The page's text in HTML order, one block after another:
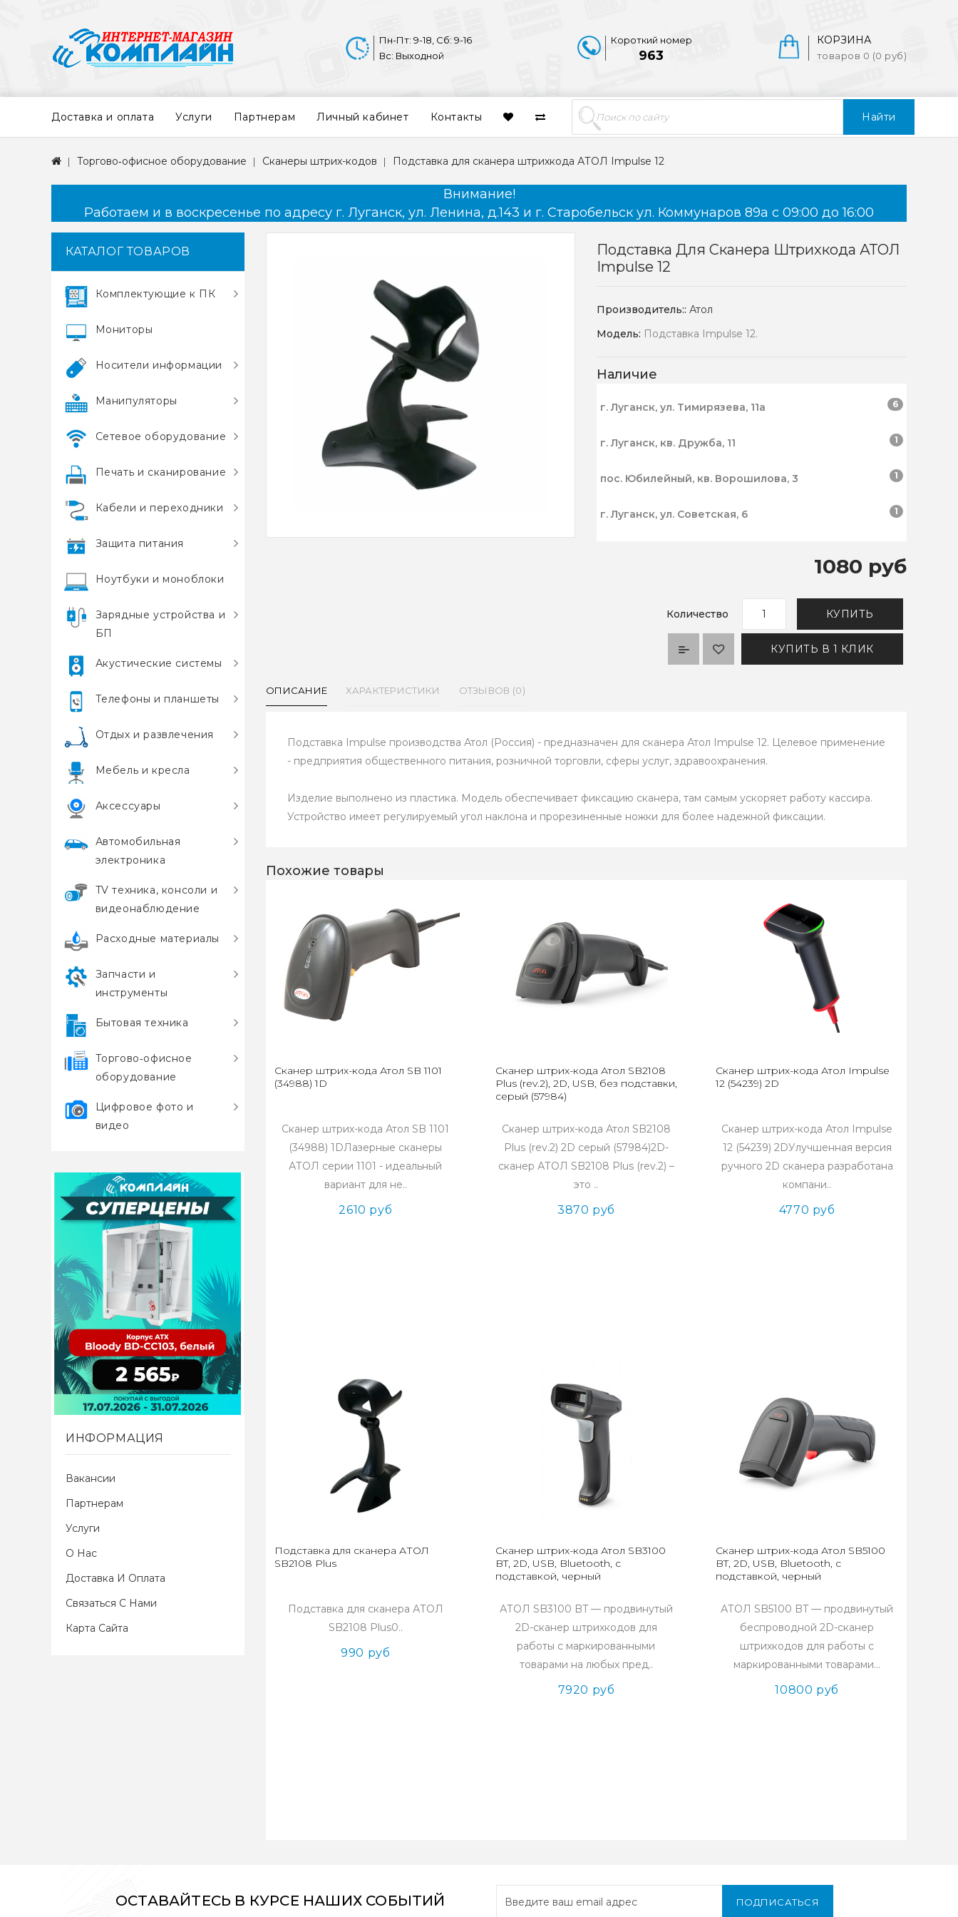
Найти
КОРЗИНА
товаров 0 (0 руб)
Короткий номер
963
Пн-Пт: 9-18, Сб: 9-16
Вс: Выходной
Доставка и оплата Услуги Партнерам Личный кабинет Контакты
Торгово‑офисное оборудование Сканеры штрих-кодов Подставка для сканера штрихкода АТОЛ Impulse 12
Внимание!
Работаем и в воскресенье по адресу г. Луганск, ул. Ленина, д.143 и г. Старобельск ул. Коммунаров 89а с 09:00 до 16:00
КАТАЛОГ ТОВАРОВ
Комплектующие к ПК
Мониторы
Носители информации
Манипуляторы
Сетевое оборудование
Печать и сканирование
Кабели и переходники
Защита питания
Ноутбуки и моноблоки
Зарядные устройства и
БП
Акустические системы
Телефоны и планшеты
Отдых и развлечения
Мебель и кресла
Аксессуары
Автомобильная
электроника
TV техника, консоли и
видеонаблюдение
Расходные материалы
Запчасти и
инструменты
Бытовая техника
Торгово‑офисное
оборудование
Цифровое фото и
видео
ИНФОРМАЦИЯ
Вакансии
Партнерам
Услуги
О Нас
Доставка И Оплата
Связаться С Нами
Карта Сайта
Подставка Для Сканера Штрихкода АТОЛ
Impulse 12
Производитель::Атол
Модель: Подставка Impulse 12.
Наличие
г. Луганск, ул. Тимирязева, 11а 6
г. Луганск, кв. Дружба, 11 1
пос. Юбилейный, кв. Ворошилова, 3 1
г. Луганск, ул. Советская, 6 1
1080 руб
Количество КУПИТЬ
КУПИТЬ В 1 КЛИК
ОПИСАНИЕ ХАРАКТЕРИСТИКИ ОТЗЫВОВ (0)
Подставка Impulse производства Атол (Россия) - предназначен для сканера Атол Impulse 12. Целевое применение
- предприятия общественного питания, розничной торговли, сферы услуг, здравоохранения.
Изделие выполнено из пластика. Модель обеспечивает фиксацию сканера, там самым ускоряет работу кассира.
Устройство имеет регулируемый угол наклона и прорезиненные ножки для более надежной фиксации.
Похожие товары
Сканер штрих-кода Атол SB 1101
(34988) 1D
Сканер штрих-кода Атол SB 1101
(34988) 1DЛазерные сканеры
АТОЛ серии 1101 - идеальный
вариант для не..
2610 руб
Сканер штрих-кода Атол SB2108
Plus (rev.2), 2D, USB, без подставки,
серый (57984)
Сканер штрих-кода Атол SB2108
Plus (rev.2) 2D серый (57984)2D-
сканер АТОЛ SB2108 Plus (rev.2) –
это ..
3870 руб
Сканер штрих-кода Атол Impulse
12 (54239) 2D
Сканер штрих-кода Атол Impulse
12 (54239) 2DУлучшенная версия
ручного 2D сканера разработана
компани..
4770 руб
Подставка для сканера АТОЛ
SB2108 Plus
Подставка для сканера АТОЛ
SB2108 Plus0..
990 руб
Сканер штрих-кода Атол SB3100
BT, 2D, USB, Bluetooth, c
подставкой, черный
АТОЛ SB3100 BT — продвинутый
2D-сканер штрихкодов для
работы с маркированными
товарами на любых пред..
7920 руб
Сканер штрих-кода Атол SB5100
BT, 2D, USB, Bluetooth, c
подставкой, черный
АТОЛ SB5100 BT — продвинутый
беспроводной 2D-сканер
штрихкодов для работы с
маркированными товарами...
10800 руб
ОСТАВАЙТЕСЬ В КУРСЕ НАШИХ СОБЫТИЙ ПОДПИСАТЬСЯ